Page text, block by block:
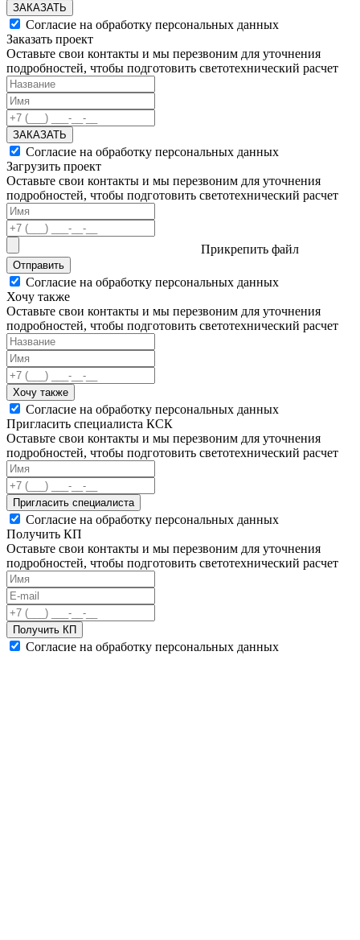
ЗАКАЗАТЬ
Согласие на обработку персональных данных
Заказать проект
Оставьте свои контакты и мы перезвоним для уточнения
подробностей, чтобы подготовить светотехнический расчет
ЗАКАЗАТЬ
Согласие на обработку персональных данных
Загрузить проект
Оставьте свои контакты и мы перезвоним для уточнения
подробностей, чтобы подготовить светотехнический расчет
Прикрепить файл
Отправить
Согласие на обработку персональных данных
Хочу также
Оставьте свои контакты и мы перезвоним для уточнения
подробностей, чтобы подготовить светотехнический расчет
Хочу также
Согласие на обработку персональных данных
Пригласить специалиста КСК
Оставьте свои контакты и мы перезвоним для уточнения
подробностей, чтобы подготовить светотехнический расчет
Пригласить специалиста
Согласие на обработку персональных данных
Получить КП
Оставьте свои контакты и мы перезвоним для уточнения
подробностей, чтобы подготовить светотехнический расчет
Получить КП
Согласие на обработку персональных данных